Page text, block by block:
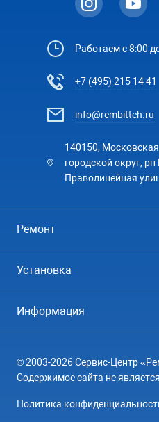
Работаем с 8:00
+7 (495) 215 14 41
info@rembitteh.ru
140150,
городской округ,
Праволинейная
Ремонт
Посудомоечные машины
Кондиционеры
Варочные панели
Установка
Кондиционеры
Информация
География
© 2003-2026 Сервис-Центр
Содержимое сайта не
Политика